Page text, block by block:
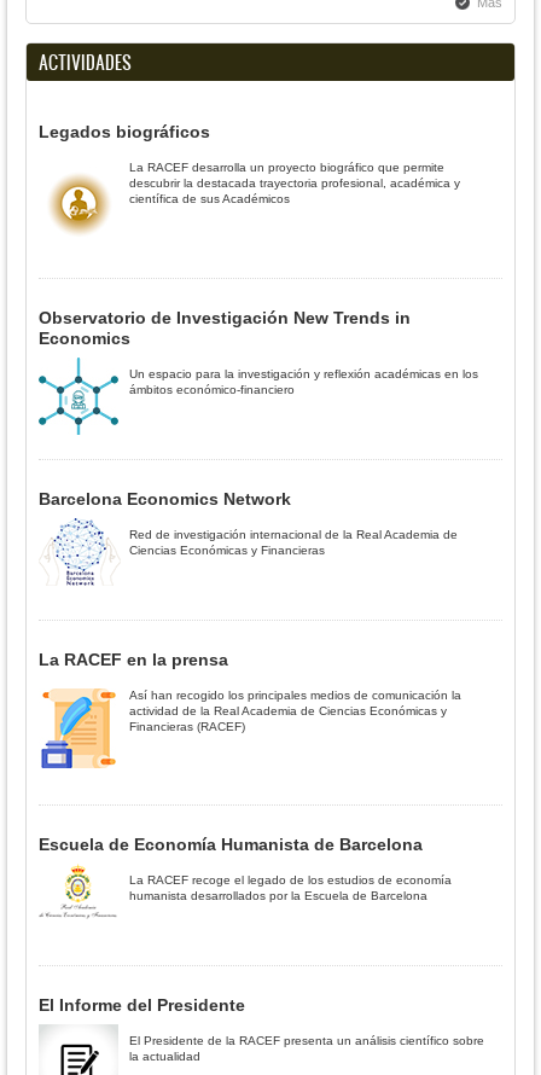
ACTIVIDADES
Legados biográficos
La RACEF desarrolla un proyecto biográfico que permite
descubrir la destacada trayectoria profesional, académica y
científica de sus Académicos
Observatorio de Investigación New Trends in
Economics
Un espacio para la investigación y reflexión académicas en los
ámbitos económico-financiero
Barcelona Economics Network
Red de investigación internacional de la Real Academia de
Ciencias Económicas y Financieras
La RACEF en la prensa
Así han recogido los principales medios de comunicación la
actividad de la Real Academia de Ciencias Económicas y
Financieras (RACEF)
Escuela de Economía Humanista de Barcelona
La RACEF recoge el legado de los estudios de economía
humanista desarrollados por la Escuela de Barcelona
El Informe del Presidente
El Presidente de la RACEF presenta un análisis científico sobre
la actualidad